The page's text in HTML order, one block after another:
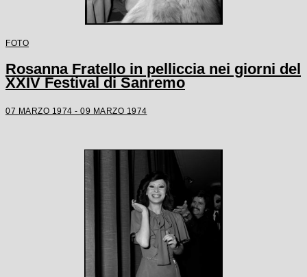
FOTO
Rosanna Fratello in pelliccia nei giorni del
XXIV Festival di Sanremo
07 MARZO 1974 - 09 MARZO 1974